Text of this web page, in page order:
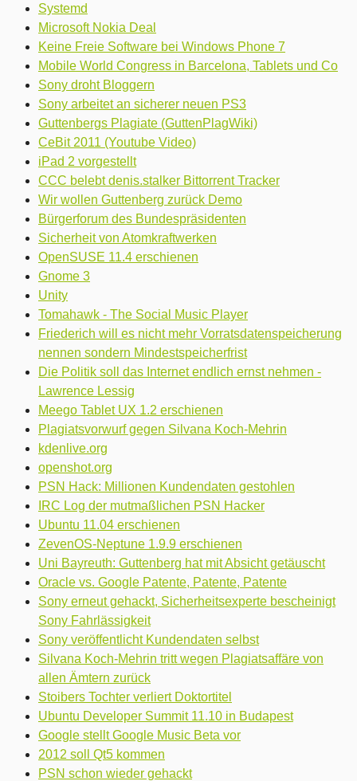
Systemd
Microsoft Nokia Deal
Keine Freie Software bei Windows Phone 7
Mobile World Congress in Barcelona, Tablets und Co
Sony droht Bloggern
Sony arbeitet an sicherer neuen PS3
Guttenbergs Plagiate (GuttenPlagWiki)
CeBit 2011 (Youtube Video)
iPad 2 vorgestellt
CCC belebt denis.stalker Bittorrent Tracker
Wir wollen Guttenberg zurück Demo
Bürgerforum des Bundespräsidenten
Sicherheit von Atomkraftwerken
OpenSUSE 11.4 erschienen
Gnome 3
Unity
Tomahawk - The Social Music Player
Friederich will es nicht mehr Vorratsdatenspeicherung
nennen sondern Mindestspeicherfrist
Die Politik soll das Internet endlich ernst nehmen -
Lawrence Lessig
Meego Tablet UX 1.2 erschienen
Plagiatsvorwurf gegen Silvana Koch-Mehrin
kdenlive.org
openshot.org
PSN Hack: Millionen Kundendaten gestohlen
IRC Log der mutmaßlichen PSN Hacker
Ubuntu 11.04 erschienen
ZevenOS-Neptune 1.9.9 erschienen
Uni Bayreuth: Guttenberg hat mit Absicht getäuscht
Oracle vs. Google Patente, Patente, Patente
Sony erneut gehackt, Sicherheitsexperte bescheinigt
Sony Fahrlässigkeit
Sony veröffentlicht Kundendaten selbst
Silvana Koch-Mehrin tritt wegen Plagiatsaffäre von
allen Ämtern zurück
Stoibers Tochter verliert Doktortitel
Ubuntu Developer Summit 11.10 in Budapest
Google stellt Google Music Beta vor
2012 soll Qt5 kommen
PSN schon wieder gehackt